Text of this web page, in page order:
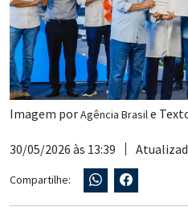
Imagem porAgência Brasile
30/05/2026 às 13:39
Compartilhe: